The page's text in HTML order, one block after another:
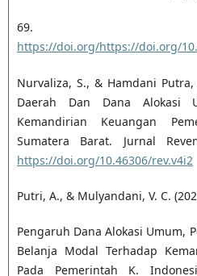
69.
https://doi.org/https://doi.org/
Nurvaliza, S., & Hamdani
Daerah Dan Dana Alokasi
Kemandirian Keuangan
Sumatera Barat. Jurnal
https://doi.org/10.46306/rev.v4i2
Putri, A., & Mulyandani, V. C.
Pengaruh Dana Alokasi Umum,
Belanja Modal Terhadap
Pada Pemerintah K.